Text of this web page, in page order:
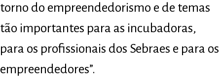
torno do empreendedorismo e de temas
tão importantes para as incubadoras,
para os profissionais dos Sebraes e para os
empreendedores”.